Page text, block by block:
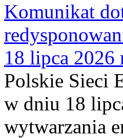
Komunikat
18 lipca 2026
Polskie Sieci
w dniu 18
wytwarzania